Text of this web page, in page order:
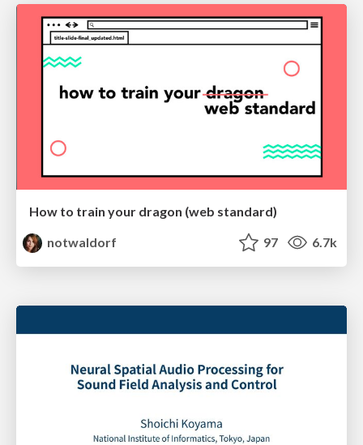
How to train your dragon (web standard)
notwaldorf
97 6.7k